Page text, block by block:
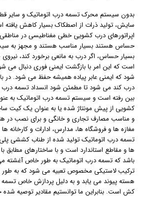
بدون سیستم محرک تسمه درب اتوماتیک و سایر
سایش، تولید ذرات از اصطکاک بسیار کاهش یافته
اپراتورهای درب کشویی خطی مغناطیسی در مناطقی
حساس هستند بسیار مناسب هستند و مجهز به
بسیار حساس، اگر درب به مانعی برخورد کند،
است که این امر با بازگشت ایمنی فوری دنبال می
شود که ایمنی عابر پیاده همیشه حفظ می شود. در
درب کند می شود تا مطمئن شود انسداد تسمه درب
بین رفته است و سیستم تسمه درب اتوماتیک به
کشویی از پیش مونتاژ شده یا به عنوان یک کیت
و مناسب مصارف تجاری و خانگی و برای نصب در
مغازه ها و فروشگاه ها، مدارس، ادارات و کارخانه
تسمه درب اتوماتیک تولید شده از طناب کششی پلی
ها و مقاطع استاندارد است و با ساختارهای مطابق
باشد که تسمه درب اتوماتیک به طور خاص
ترکیب لاستیکی مخصوص تعبیه می شود که به طور
هسته پیوند می یابد و به دلیل پردازش خاص تسمه
کش است. بنابراین ما توانستیم مقادیر توصیه شده